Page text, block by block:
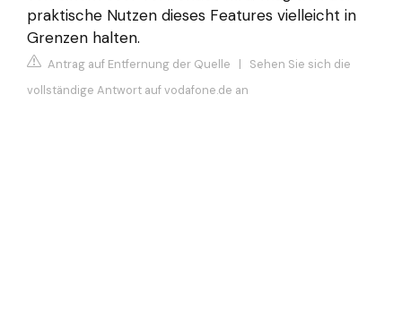
praktische Nutzen dieses Features vielleicht in
Grenzen halten.
Antrag auf Entfernung der Quelle | Sehen Sie sich die
vollständige Antwort auf vodafone.de an